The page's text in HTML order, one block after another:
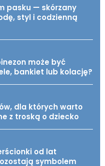
pasku — skórzany
styl i codzienną
może być
bankiet lub kolację?
dla których warto
z troską o dziecko
od lat
symbolem